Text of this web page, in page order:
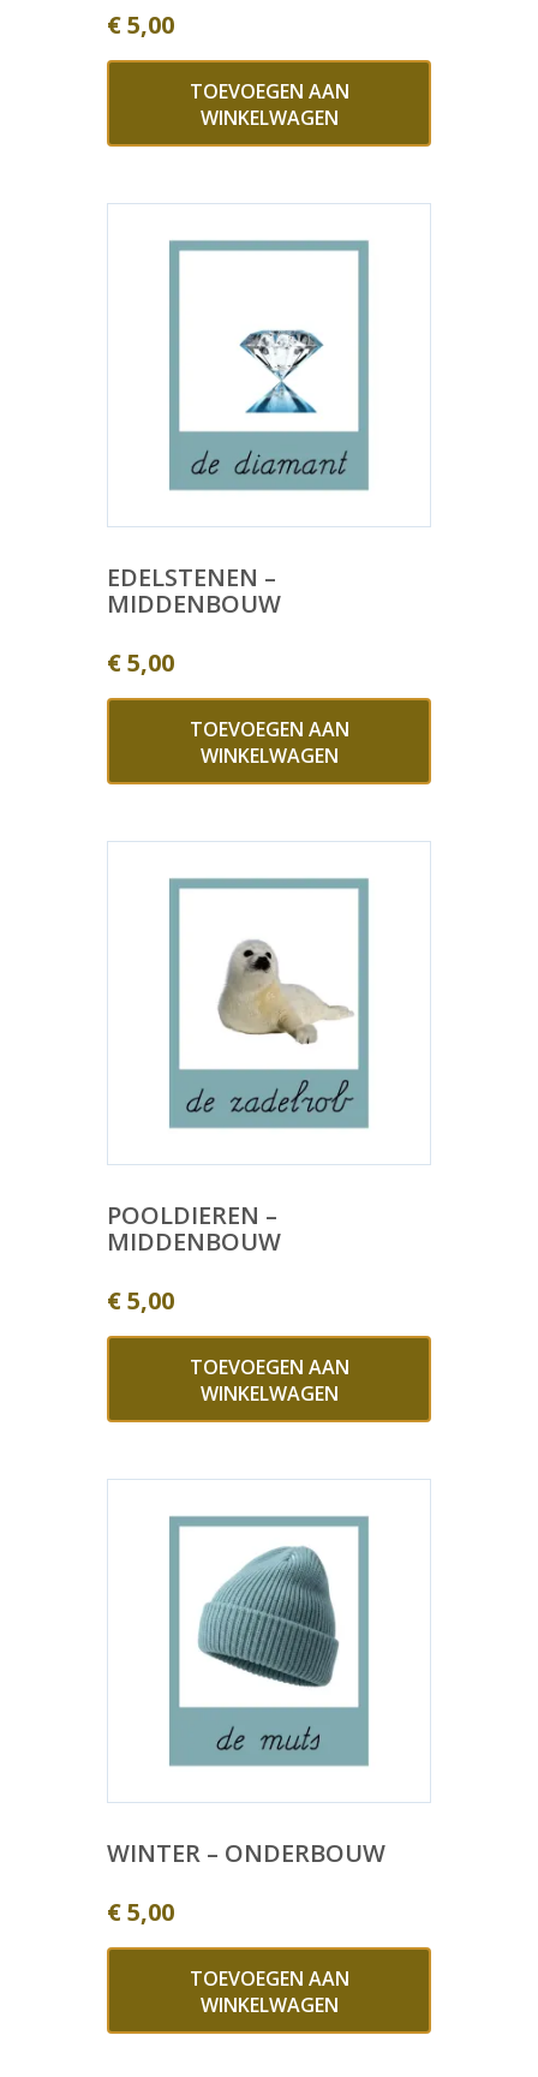
€5,00
TOEVOEGEN AAN
WINKELWAGEN
EDELSTENEN –
MIDDENBOUW
€5,00
TOEVOEGEN AAN
WINKELWAGEN
POOLDIEREN –
MIDDENBOUW
€5,00
TOEVOEGEN AAN
WINKELWAGEN
WINTER – ONDERBOUW
€5,00
TOEVOEGEN AAN
WINKELWAGEN